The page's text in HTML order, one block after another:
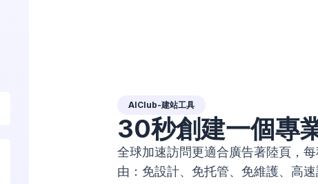
AIClub-建站工具
30秒創建一個專
全球加速訪問更適合廣告著陸頁，
由：免設計、免托管、免維護、高速